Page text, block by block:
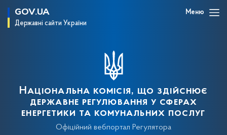
GOV.UA
Державні сайти України
Меню
Національна комісія, що здійснює
державне регулювання у сферах
енергетики та комунальних послуг
Офіційний вебпортал Регулятора